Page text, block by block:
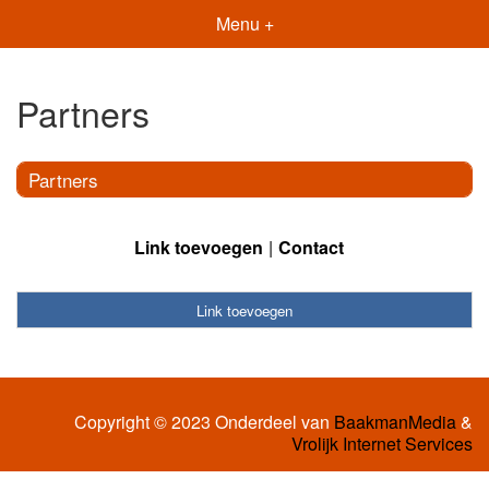
Menu +
Partners
Partners
Link toevoegen Contact
Link toevoegen
Copyright © 2023 Onderdeel van BaakmanMedia&
Vrolijk Internet Services